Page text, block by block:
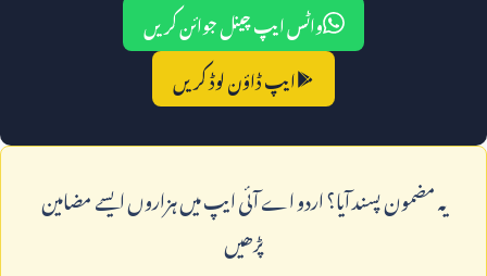
واٹس ایپ چینل جوائن کریں
ایپ ڈاؤن لوڈ کریں
يہ مضمون پسند آيا؟ اردو اے آئی ايپ ميں ہزاروں ايسے مضامين
پڑھيں